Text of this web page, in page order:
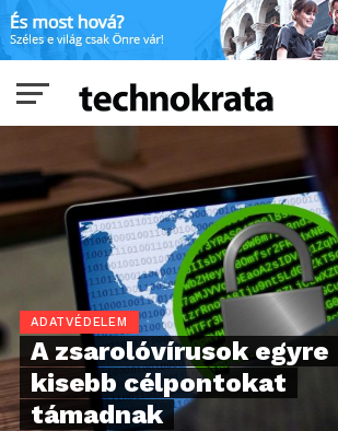
ADATVÉDELEM
A zsarolóvírusok egyre
kisebb célpontokat
támadnak